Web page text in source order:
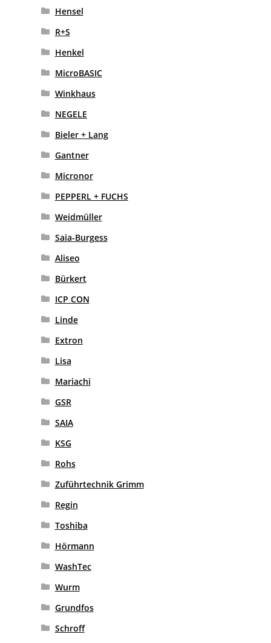
Hensel
R+S
Henkel
MicroBASIC
Winkhaus
NEGELE
Bieler + Lang
Gantner
Micronor
PEPPERL + FUCHS
Weidmüller
Saia-Burgess
Aliseo
Bürkert
ICP CON
Linde
Extron
Lisa
Mariachi
GSR
SAIA
KSG
Rohs
Zuführtechnik Grimm
Regin
Toshiba
Hörmann
WashTec
Wurm
Grundfos
Schroff